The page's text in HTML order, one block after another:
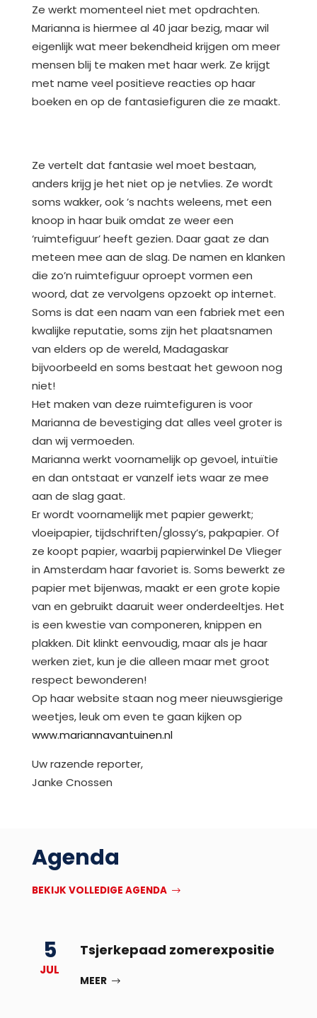
Ze werkt momenteel niet met opdrachten.
Marianna is hiermee al 40 jaar bezig, maar wil
eigenlijk wat meer bekendheid krijgen om meer
mensen blij te maken met haar werk. Ze krijgt
met name veel positieve reacties op haar
boeken en op de fantasiefiguren die ze maakt.
Ze vertelt dat fantasie wel moet bestaan,
anders krijg je het niet op je netvlies. Ze wordt
soms wakker, ook ’s nachts weleens, met een
knoop in haar buik omdat ze weer een
‘ruimtefiguur’ heeft gezien. Daar gaat ze dan
meteen mee aan de slag. De namen en klanken
die zo’n ruimtefiguur oproept vormen een
woord, dat ze vervolgens opzoekt op internet.
Soms is dat een naam van een fabriek met een
kwalijke reputatie, soms zijn het plaatsnamen
van elders op de wereld, Madagaskar
bijvoorbeeld en soms bestaat het gewoon nog
niet!
Het maken van deze ruimtefiguren is voor
Marianna de bevestiging dat alles veel groter is
dan wij vermoeden.
Marianna werkt voornamelijk op gevoel, intuïtie
en dan ontstaat er vanzelf iets waar ze mee
aan de slag gaat.
Er wordt voornamelijk met papier gewerkt;
vloeipapier, tijdschriften/glossy’s, pakpapier. Of
ze koopt papier, waarbij papierwinkel De Vlieger
in Amsterdam haar favoriet is. Soms bewerkt ze
papier met bijenwas, maakt er een grote kopie
van en gebruikt daaruit weer onderdeeltjes. Het
is een kwestie van componeren, knippen en
plakken. Dit klinkt eenvoudig, maar als je haar
werken ziet, kun je die alleen maar met groot
respect bewonderen!
Op haar website staan nog meer nieuwsgierige
weetjes, leuk om even te gaan kijken op
www.mariannavantuinen.nl
Uw razende reporter,
Janke Cnossen
Agenda
BEKIJK VOLLEDIGE AGENDA
5
JUL
Tsjerkepaad zomerexpositie
MEER